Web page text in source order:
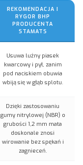
REKOMENDACJA I
RYGOR BHP
PRODUCENTA
STAMATS
Usuwa luźny piasek
kwarcowy i pył, zanim
pod naciskiem obuwia
wbiją się w głąb splotu.
Dzięki zastosowaniu
gumy nitrylowej (NBR) o
grubości 1,2 mm mata
doskonale znosi
wirowanie bez spękań i
zagnieceń.